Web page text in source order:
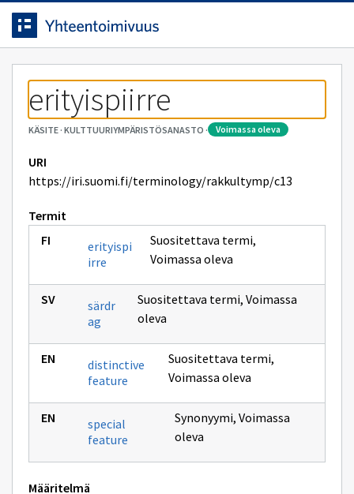
Siirrytty
sivulle
Siirry suoraan sisältöön.
erityispiirre
KÄSITE· KULTTUURIYMPÄRISTÖSANASTO · voimassa oleva
URI
https://iri.suomi.fi/terminology/rakkultymp/c13
Termit
erityispi
irre
Suositettava termi,
Voimassa oleva
särdr
ag
Suositettava termi, Voimassa
oleva
distinctive
feature
Suositettava termi,
Voimassa oleva
special
feature
Synonyymi, Voimassa
oleva
Määritelmä